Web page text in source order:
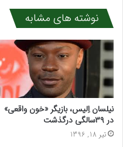
نوشته های مشابه
نیلسان اِلیس، بازیگر «خون واقعی»
در ۳۹سالگی درگذشت
تیر 18, 1396